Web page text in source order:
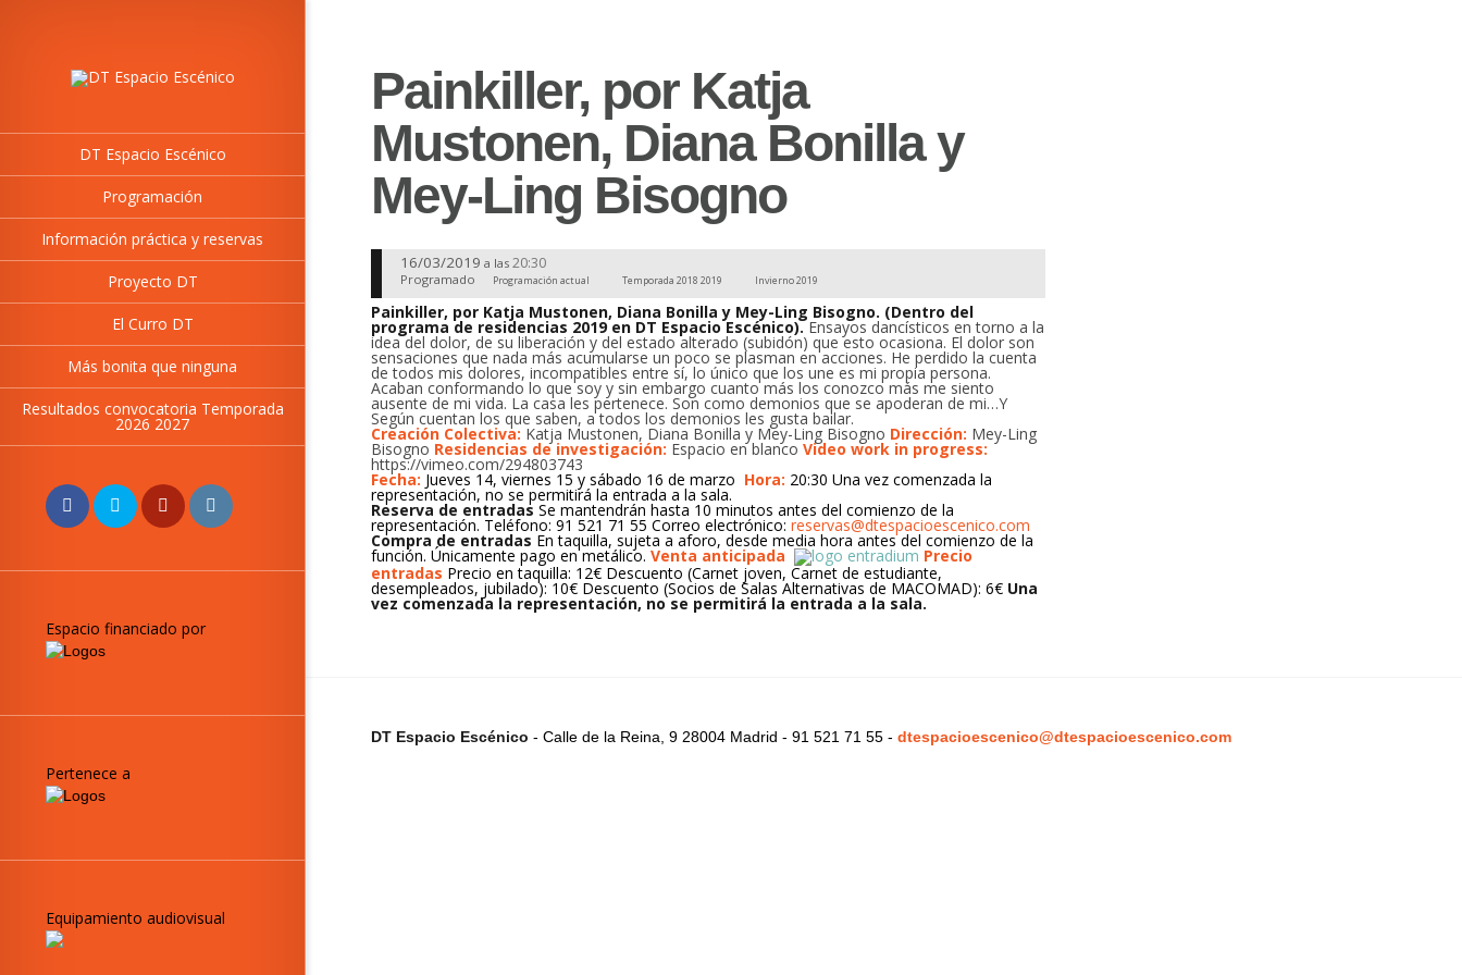
DT Espacio Escénico
Programación
Información práctica y reservas
Proyecto DT
El Curro DT
Más bonita que ninguna
Resultados convocatoria Temporada
2026 2027
Espacio financiado por
Pertenece a
Equipamiento audiovisual
Painkiller, por Katja
Mustonen, Diana Bonilla y
Mey-Ling Bisogno
16/03/2019 a las 20:30
Programado Programación actual Temporada 2018 2019 Invierno 2019
Painkiller, por Katja Mustonen, Diana Bonilla y Mey-Ling Bisogno. (Dentro del
programa de residencias 2019 en DT Espacio Escénico).Ensayos dancísticos en torno a la
idea del dolor, de su liberación y del estado alterado (subidón) que esto ocasiona. El dolor son
sensaciones que nada más acumularse un poco se plasman en acciones. He perdido la cuenta
de todos mis dolores, incompatibles entre sí, lo único que los une es mi propia persona.
Acaban conformando lo que soy y sin embargo cuanto más los conozco más me siento
ausente de mi vida. La casa les pertenece. Son como demonios que se apoderan de mi…Y
Según cuentan los que saben, a todos los demonios les gusta bailar.
Creación Colectiva: Katja Mustonen, Diana Bonilla y Mey-Ling Bisogno Dirección: Mey-Ling
Bisogno Residencias de investigación: Espacio en blanco Video work in progress:
https://vimeo.com/294803743
Fecha: Jueves 14, viernes 15 y sábado 16 de marzo Hora: 20:30 Una vez comenzada la
representación, no se permitirá la entrada a la sala.
Reserva de entradas Se mantendrán hasta 10 minutos antes del comienzo de la
representación. Teléfono: 91 521 71 55 Correo electrónico: reservas@dtespacioescenico.com
Compra de entradas En taquilla, sujeta a aforo, desde media hora antes del comienzo de la
función. Únicamente pago en metálico. Venta anticipada
Precio
entradas Precio en taquilla: 12€ Descuento (Carnet joven, Carnet de estudiante,
desempleados, jubilado): 10€ Descuento (Socios de Salas Alternativas de MACOMAD): 6€ Una
vez comenzada la representación, no se permitirá la entrada a la sala.
DT Espacio Escénico - Calle de la Reina, 9 28004 Madrid - 91 521 71 55 - dtespacioescenico@dtespacioescenico.com